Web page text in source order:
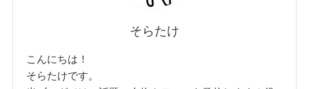
そらたけ
こんにちは！
そらたけです。